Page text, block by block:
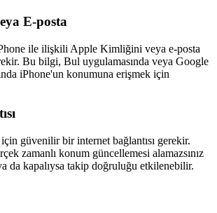
E-posta
ile ilişkili Apple Kimliğini veya e-posta
Bu bilgi, Bul uygulamasında veya Google
iPhone'un konumuna erişmek için
güvenilir bir internet bağlantısı gerekir.
zamanlı konum güncellemesi alamazsınız
da kapalıysa takip doğruluğu etkilenebilir.